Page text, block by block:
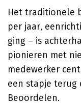
Het traditionele
per jaar,
ging – is
pionieren met
medewerker
een stapje terug
Beoordelen.